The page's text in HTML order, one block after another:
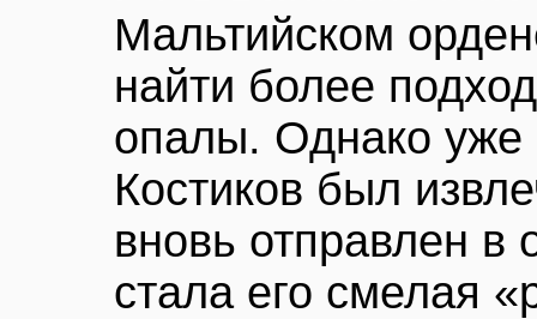
Мальтийском
найти более
опалы. Однако уже
Костиков был
вновь отправлен в
стала его смелая